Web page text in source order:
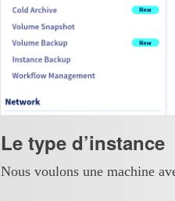
Le type d’instance
Nous voulons une machine